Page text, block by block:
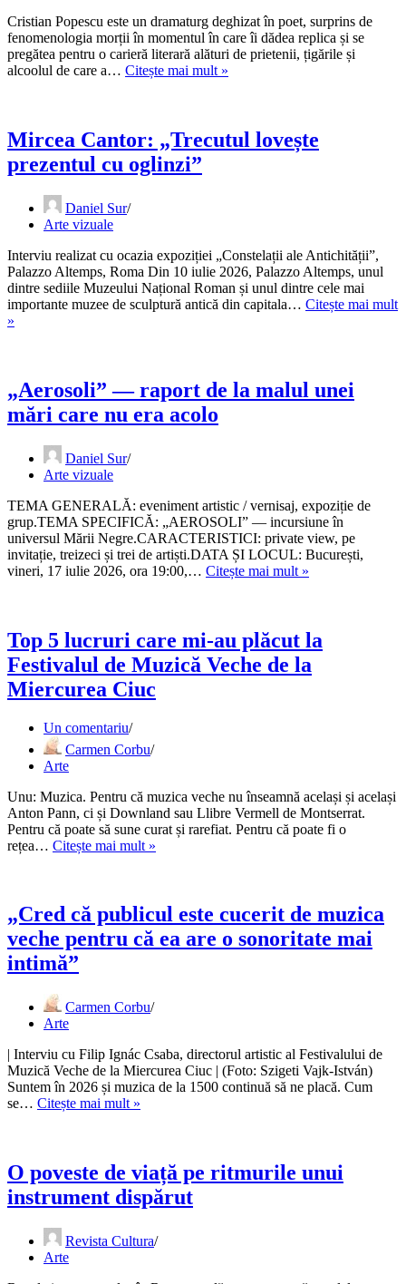
internațional
Cristian Popescu este un dramaturg deghizat în poet, surprins de
fenomenologia morții în momentul în care îi dădea replica și se
pregătea pentru o carieră literară alături de prietenii, țigările și
alcoolul de care a… Citește mai mult »
de
morți
Mircea Cantor: „Trecutul lovește
prezentul cu oglinzi”
Daniel Sur
Arte vizuale
Interviu realizat cu ocazia expoziției „Constelații ale Antichității”,
Palazzo Altemps, Roma Din 10 iulie 2026, Palazzo Altemps, unul
dintre sediile Muzeului Național Roman și unul dintre cele mai
importante muzee de sculptură antică din capitala… Citește mai mult
»
prezentul
cu
oglinzi”
„Aerosoli” — raport de la malul unei
mări care nu era acolo
Daniel Sur
Arte vizuale
TEMA GENERALĂ: eveniment artistic / vernisaj, expoziție de
grup.TEMA SPECIFICĂ: „AEROSOLI” — incursiune în
universul Mării Negre.CARACTERISTICI: private view, pe
invitație, treizeci și trei de artiști.DATA ȘI LOCUL: București,
vineri, 17 iulie 2026, ora 19:00,… Citește mai mult »
la
malul
unei
Top 5 lucruri care mi-au plăcut la
Festivalul de Muzică Veche de la
Miercurea Ciuc
Un comentariu
Carmen Corbu
Arte
Unu: Muzica. Pentru că muzica veche nu înseamnă același și același
Anton Pann, ci și Downland sau Llibre Vermell de Montserrat.
Pentru că poate să sune curat și rarefiat. Pentru că poate fi o
rețea… Citește mai mult »
mi-
au
plăcut
la
Miercurea
Ciuc
„Cred că publicul este cucerit de muzica
veche pentru că ea are o sonoritate mai
intimă”
Carmen Corbu
Arte
| Interviu cu Filip Ignác Csaba, directorul artistic al Festivalului de
Muzică Veche de la Miercurea Ciuc | (Foto: Szigeti Vajk-István)
Suntem în 2026 și muzica de la 1500 continuă să ne placă. Cum
se… Citește mai mult »
cucerit
de
muzica
pentru
că
O poveste de viață pe ritmurile unui
instrument dispărut
Revista Cultura
Arte